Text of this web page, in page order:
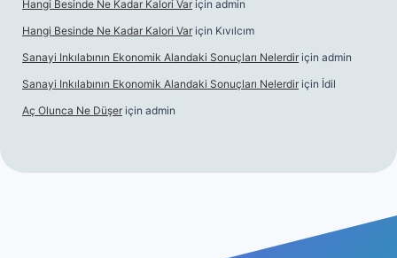
Hangi Besinde Ne Kadar Kalori Var için admin
Hangi Besinde Ne Kadar Kalori Var için Kıvılcım
Sanayi Inkılabının Ekonomik Alandaki Sonuçları Nelerdir için admin
Sanayi Inkılabının Ekonomik Alandaki Sonuçları Nelerdir için İdil
Aç Olunca Ne Düşer için admin